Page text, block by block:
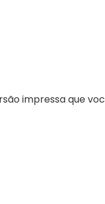
impressa que